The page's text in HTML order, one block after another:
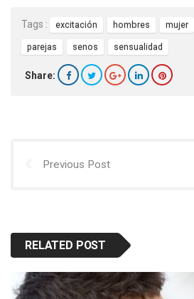
Tags : excitación hombres mujer
parejas senos sensualidad
Share:
Previous Post
RELATED POST